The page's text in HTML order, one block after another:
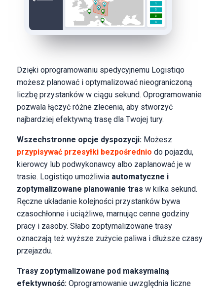
Dzięki oprogramowaniu spedycyjnemu Logistiqo
możesz planować i optymalizować nieograniczoną
liczbę przystanków w ciągu sekund. Oprogramowanie
pozwala łączyć różne zlecenia, aby stworzyć
najbardziej efektywną trasę dla Twojej tury.
Wszechstronne opcje dyspozycji: Możesz
przypisywać przesyłki bezpośrednio do pojazdu,
kierowcy lub podwykonawcy albo zaplanować je w
trasie. Logistiqo umożliwia automatyczne i
zoptymalizowane planowanie tras w kilka sekund.
Ręczne układanie kolejności przystanków bywa
czasochłonne i uciążliwe, marnując cenne godziny
pracy i zasoby. Słabo zoptymalizowane trasy
oznaczają też wyższe zużycie paliwa i dłuższe czasy
przejazdu.
Trasy zoptymalizowane pod maksymalną
efektywność:Oprogramowanie uwzględnia liczne